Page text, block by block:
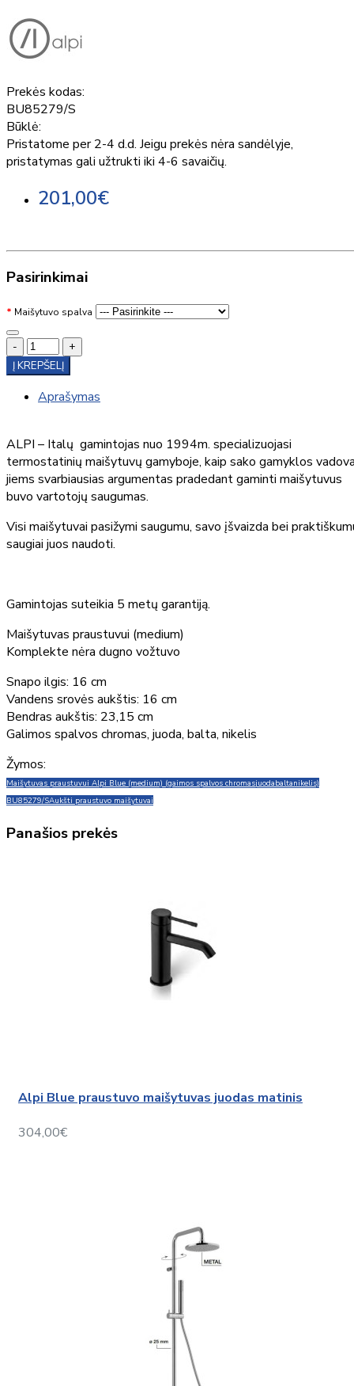
Prekės kodas:
BU85279/S
Būklė:
Pristatome per 2-4 d.d. Jeigu prekės nėra sandėlyje,
pristatymas gali užtrukti iki 4-6 savaičių.
201,00€
Pasirinkimai
Maišytuvo spalva
-
+
Į KREPŠELĮ
Aprašymas
ALPI – Italų gamintojas nuo 1994m. specializuojasi
termostatinių maišytuvų gamyboje, kaip sako gamyklos
jiems svarbiausias argumentas pradedant gaminti maišytuvus
buvo vartotojų saugumas.
Visi maišytuvai pasižymi saugumu, savo įšvaizda bei
saugiai juos naudoti.
Gamintojas suteikia 5 metų garantiją.
Maišytuvas praustuvui (medium)
Komplekte nėra dugno vožtuvo
Snapo ilgis: 16 cm
Vandens srovės aukštis: 16 cm
Bendras aukštis: 23,15 cm
Galimos spalvos chromas, juoda, balta, nikelis
Žymos:
Maišytuvas praustuvui Alpi Blue (medium) (gaimos spalvos chromasjuodabaltanikelis)
BU85279/SAukšti praustuvo maišytuvai
Panašios prekės
Alpi Blue praustuvo maišytuvas juodas matinis
304,00€